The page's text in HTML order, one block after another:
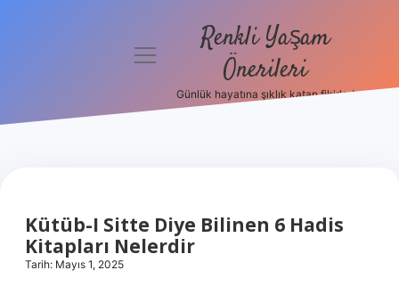
Hakkımızda
menüyü
Renkli Yaşam
Önerileri
Günlük hayatına şıklık katan fikirler!
Kütüb-I Sitte Diye Bilinen 6 Hadis
Kitapları Nelerdir
Tarih: Mayıs 1, 2025